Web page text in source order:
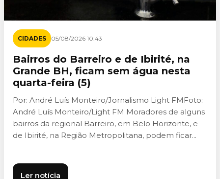
CIDADES 05/08/2026 10:43
Bairros do Barreiro e de Ibirité, na
Grande BH, ficam sem água nesta
quarta-feira (5)
Por: André Luís Monteiro/Jornalismo Light FMFoto:
André Luís Monteiro/Light FM Moradores de alguns
bairros da regional Barreiro, em Belo Horizonte, e
de Ibirité, na Região Metropolitana, podem ficar...
Ler notícia